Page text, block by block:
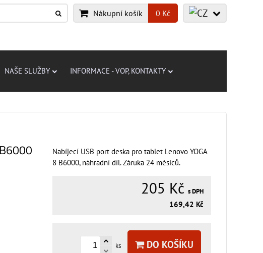
Nákupní košík 0 Kč
NAŠE SLUŽBY INFORMACE - VOP, KONTAKTY
Nabíjecí USB port deska pro tablet Lenovo YOGA
8 B6000, náhradní díl. Záruka 24 měsíců.
205 Kč s DPH
169,42 Kč
ks DO KOŠÍKU